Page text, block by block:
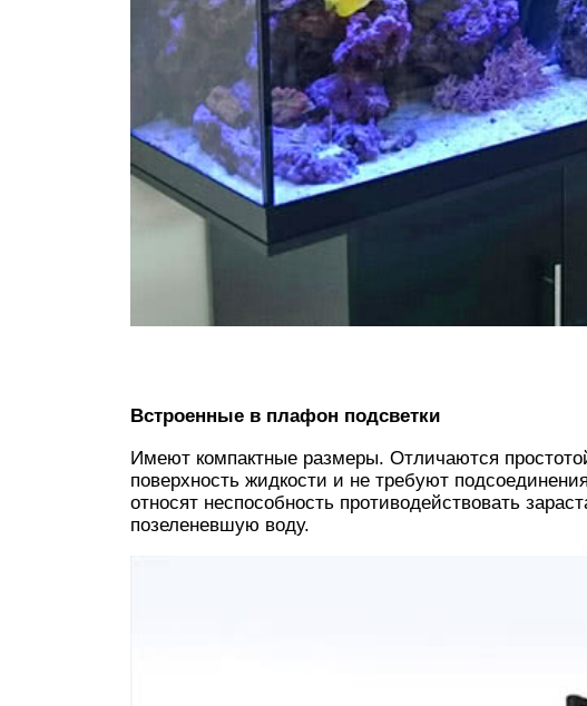
Встроенные в плафон подсветки
Имеют компактные размеры. Отличаются
поверхность жидкости и не требуют
относят неспособность противодействовать
позеленевшую воду.